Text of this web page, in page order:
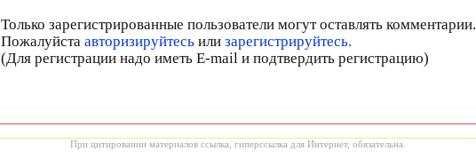
Только зарегистрированные пользователи могут оставлять комментарии.
Пожалуйста авторизируйтесь или зарегистрируйтесь.
(Для регистрации надо иметь E-mail и подтвердить регистрацию)
При цитировании материалов ссылка, гиперссылка для Интернет, обязательна.